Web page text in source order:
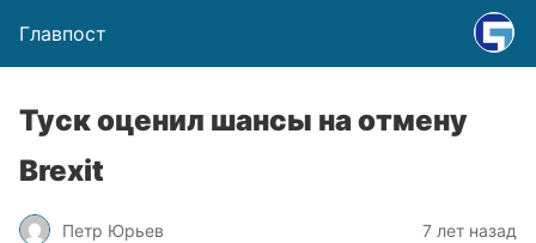
Главпост
Туск оценил шансы на отмену
Brexit
Петр Юрьев 7 лет назад